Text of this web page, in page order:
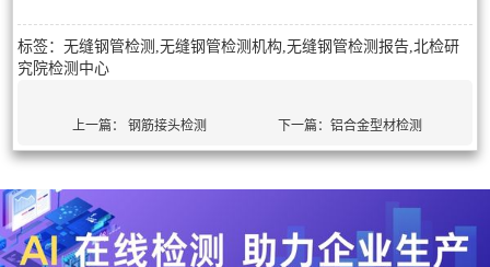
标签：无缝钢管检测,无缝钢管检测机构,无缝钢管检测报告,北检研
究院检测中心
上一篇：钢筋接头检测 下一篇：铝合金型材检测